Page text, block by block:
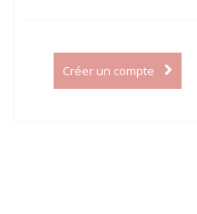
Créer un compte